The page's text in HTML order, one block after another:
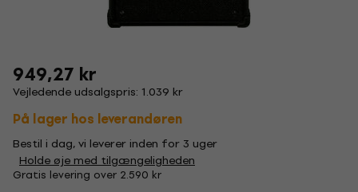
949,27 kr
Vejledende udsalgspris: 1.039 kr
På lager hos leverandøren
Bestil i dag, vi leverer inden for 3 uger
Holde øje med tilgængeligheden
Gratis levering over 2.590 kr